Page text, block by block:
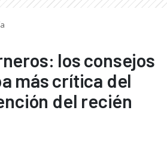
los consejos
más crítica del
del recién